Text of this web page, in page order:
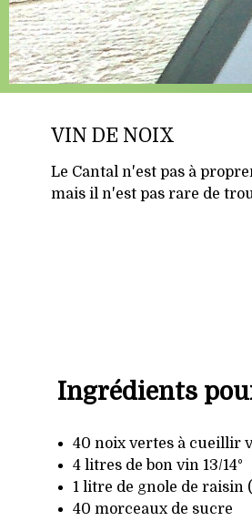
VIN DE NOIX
Le Cantal n'est pas à
mais il n'est pas rare de
Ingrédients
40 noix vertes à cueillir
4 litres de bon vin 13/14°
1 litre de gnole de raisin
40 morceaux de sucre